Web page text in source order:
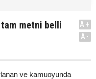
metni belli
A+
A-
ve kamuoyunda